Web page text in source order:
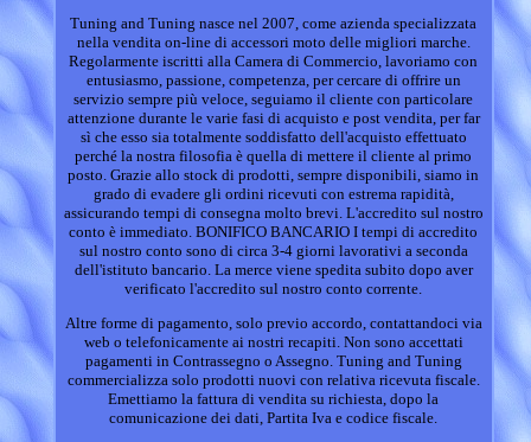
Tuning and Tuning nasce nel 2007, come azienda specializzata
nella vendita on-line di accessori moto delle migliori marche.
Regolarmente iscritti alla Camera di Commercio, lavoriamo con
entusiasmo, passione, competenza, per cercare di offrire un
servizio sempre più veloce, seguiamo il cliente con particolare
attenzione durante le varie fasi di acquisto e post vendita, per far
sì che esso sia totalmente soddisfatto dell'acquisto effettuato
perché la nostra filosofia è quella di mettere il cliente al primo
posto. Grazie allo stock di prodotti, sempre disponibili, siamo in
grado di evadere gli ordini ricevuti con estrema rapidità,
assicurando tempi di consegna molto brevi. L'accredito sul nostro
conto è immediato. BONIFICO BANCARIO I tempi di accredito
sul nostro conto sono di circa 3-4 giorni lavorativi a seconda
dell'istituto bancario. La merce viene spedita subito dopo aver
verificato l'accredito sul nostro conto corrente.
Altre forme di pagamento, solo previo accordo, contattandoci via
web o telefonicamente ai nostri recapiti. Non sono accettati
pagamenti in Contrassegno o Assegno. Tuning and Tuning
commercializza solo prodotti nuovi con relativa ricevuta fiscale.
Emettiamo la fattura di vendita su richiesta, dopo la
comunicazione dei dati, Partita Iva e codice fiscale.